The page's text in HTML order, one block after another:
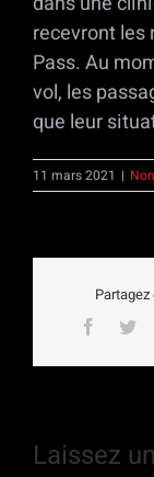
recevront les
Pass. Au
vol, les
que leur
11 mars 2021 |
Laissez